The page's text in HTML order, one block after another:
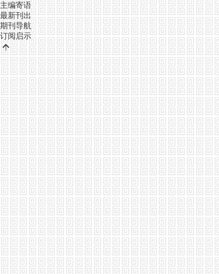
主编寄语
最新刊出
期刊导航
订阅启示